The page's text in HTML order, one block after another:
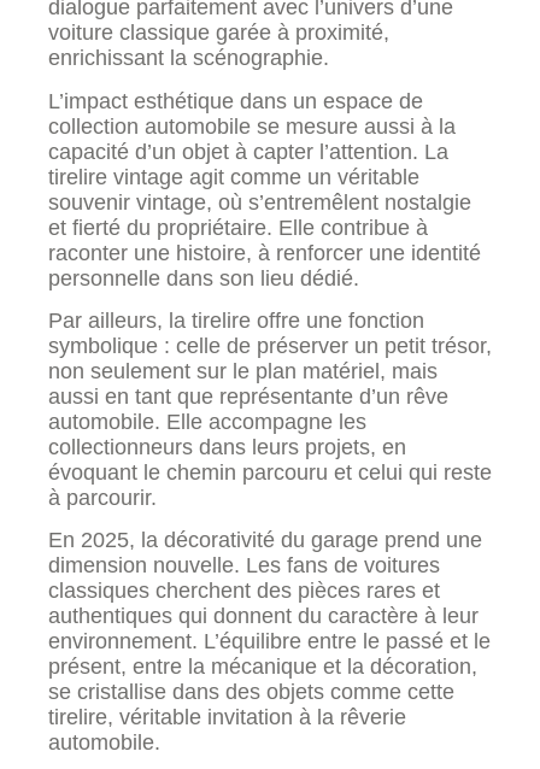
dialogue parfaitement avec l’univers d’une
voiture classique garée à proximité,
enrichissant la scénographie.
L’impact esthétique dans un espace de
collection automobile se mesure aussi à la
capacité d’un objet à capter l’attention. La
tirelire vintage agit comme un véritable
souvenir vintage, où s’entremêlent nostalgie
et fierté du propriétaire. Elle contribue à
raconter une histoire, à renforcer une identité
personnelle dans son lieu dédié.
Par ailleurs, la tirelire offre une fonction
symbolique : celle de préserver un petit trésor,
non seulement sur le plan matériel, mais
aussi en tant que représentante d’un rêve
automobile. Elle accompagne les
collectionneurs dans leurs projets, en
évoquant le chemin parcouru et celui qui reste
à parcourir.
En 2025, la décorativité du garage prend une
dimension nouvelle. Les fans de voitures
classiques cherchent des pièces rares et
authentiques qui donnent du caractère à leur
environnement. L’équilibre entre le passé et le
présent, entre la mécanique et la décoration,
se cristallise dans des objets comme cette
tirelire, véritable invitation à la rêverie
automobile.